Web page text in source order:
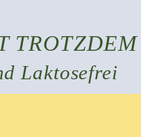
TROTZDEM
Laktosefrei